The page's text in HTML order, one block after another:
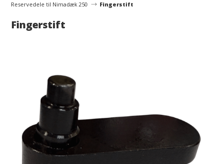
Reservedele til Nimadæk 250
Fingerstift
Fingerstift